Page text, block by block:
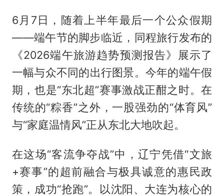
6月7日，随着上半年最后一个公众假期
——端午节的脚步临近，同程旅行发布的
《2026端午旅游趋势预测报告》展示了
一幅与众不同的出行图景。今年的端午假
期，也是“东北超”赛事激战正酣之时。在
传统的“粽香”之外，一股强劲的“体育风”
与“家庭温情风”正从东北大地吹起。
在这场“客流争夺战”中，辽宁凭借“文旅
+赛事”的超前融合与极具诚意的惠民政
策，成功“抢跑”。以沈阳、大连为核心的